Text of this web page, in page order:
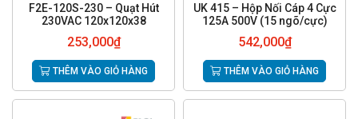
F2E-120S-230 – Quạt Hút
230VAC 120x120x38
253,000₫
THÊM VÀO GIỎ HÀNG
UK 415 – Hộp Nối Cáp 4 Cực
125A 500V (15 ngõ/cực)
542,000₫
THÊM VÀO GIỎ HÀNG